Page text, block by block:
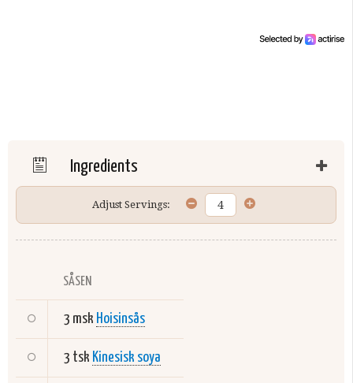
Ingredients
Adjust Servings:
SÅSEN
3 msk Hoisinsås
3 tsk Kinesisk soya